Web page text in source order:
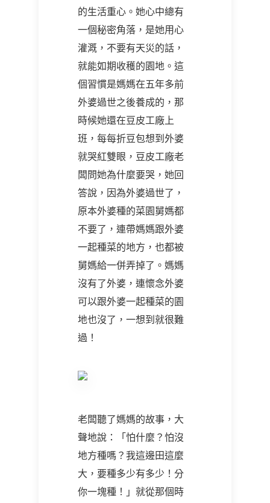
的生活重心。她心中總有
一個秘密角落，是她用心
灌溉，不要有天災的話，
就能如期收穫的園地。這
個習慣是媽媽在五年多前
外婆過世之後養成的，那
時候她還在豆皮工廠上
班，每每折豆包想到外婆
就哭紅雙眼，豆皮工廠老
闆問她為什麼要哭，她回
答說，因為外婆過世了，
原本外婆種的菜園舅媽都
不要了，連帶媽媽跟外婆
一起種菜的地方，也都被
舅媽給一併弄掉了。媽媽
沒有了外婆，連懷念外婆
可以跟外婆一起種菜的園
地也沒了，一想到就很難
過！
老闆聽了媽媽的故事，大
聲地說：「怕什麼？怕沒
地方種嗎？我這邊田這麼
大，要種多少有多少！分
你一塊種！」就從那個時